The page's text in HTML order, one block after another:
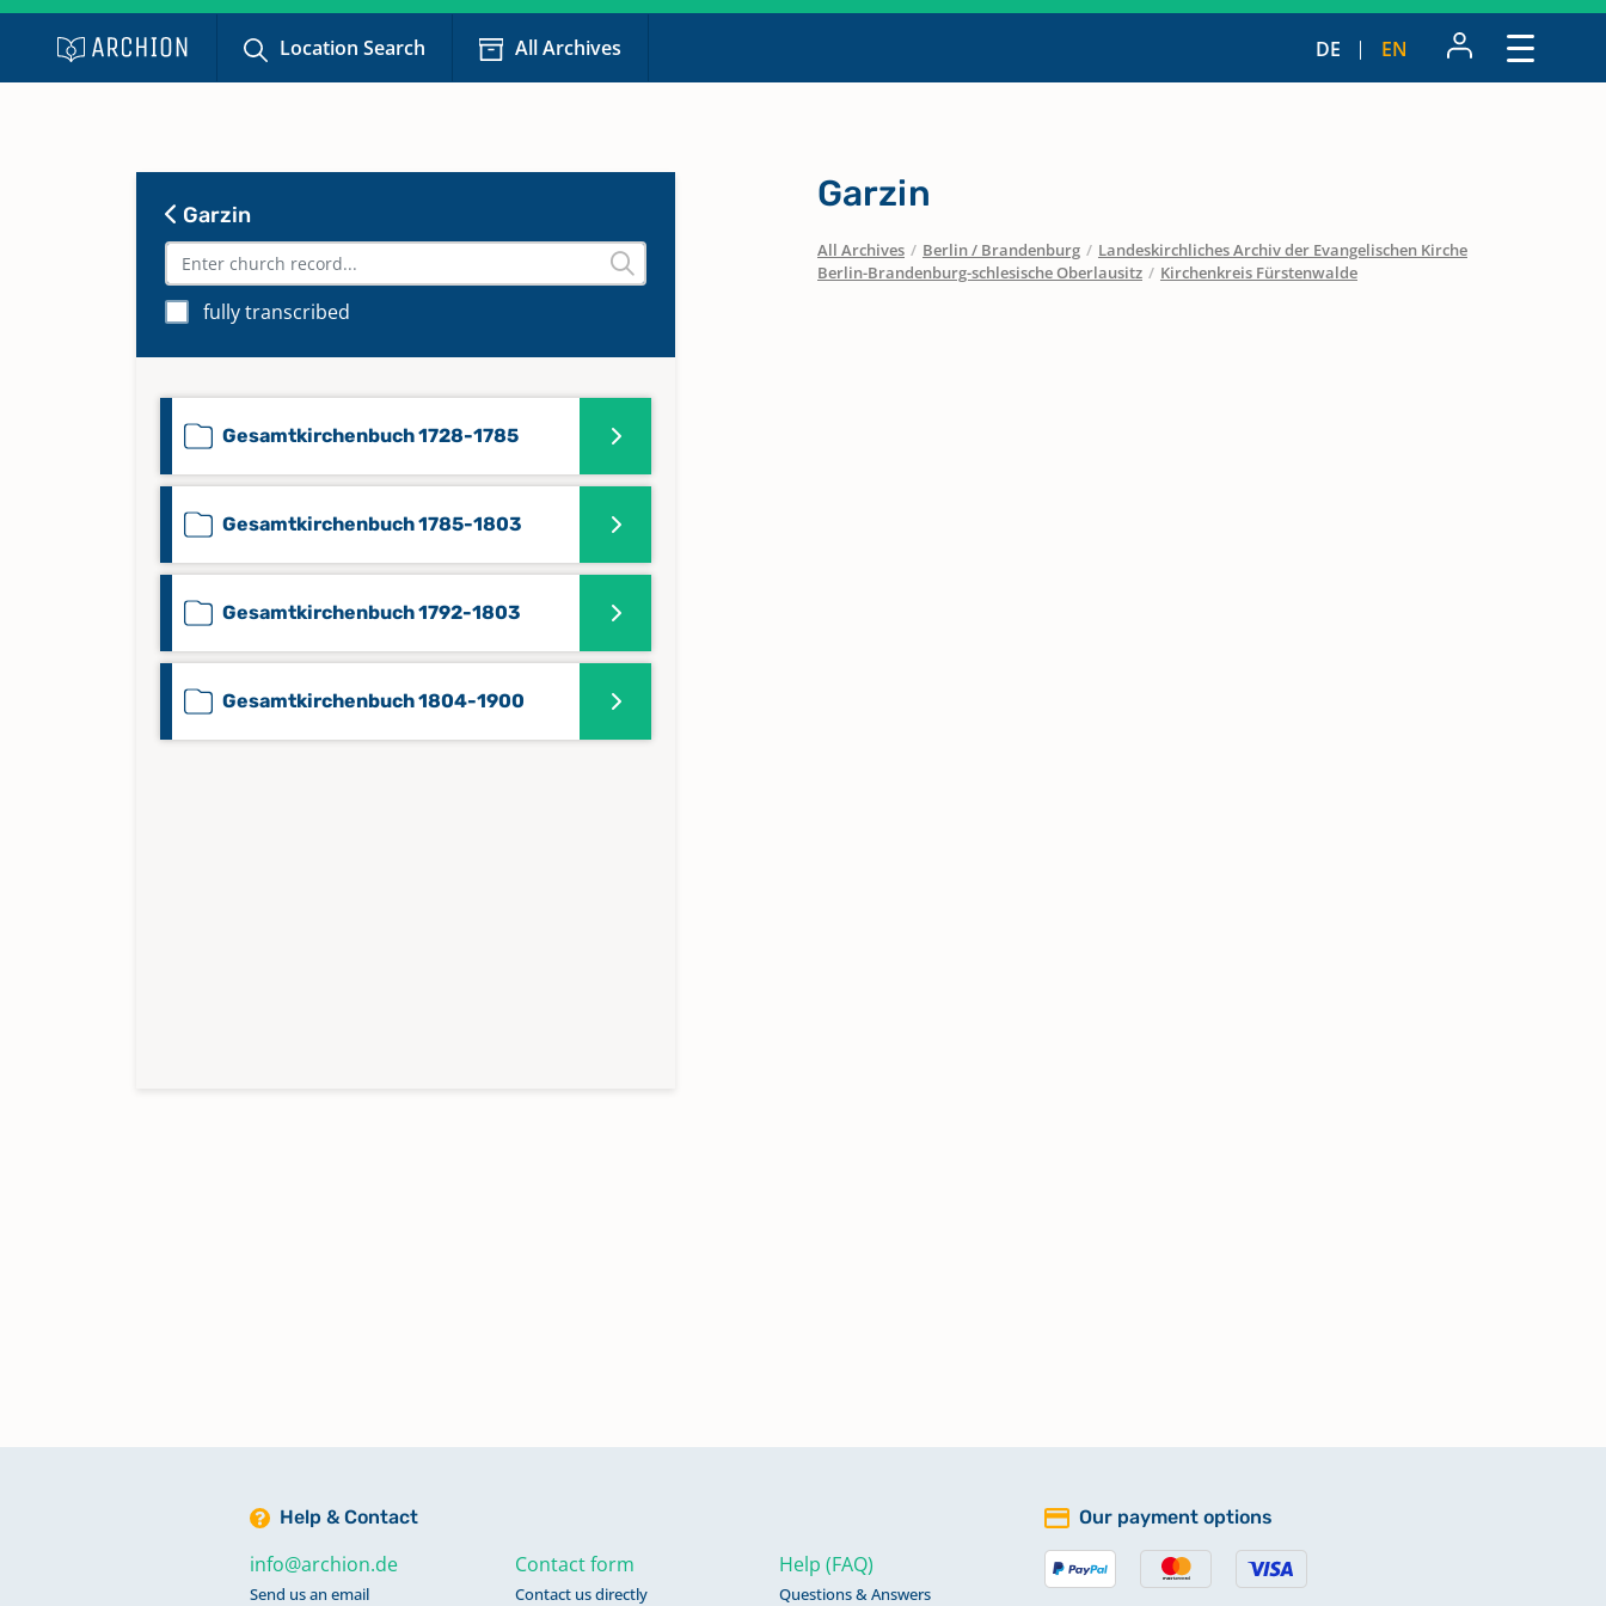
Location Search All Archives DE EN
Garzin
fully transcribed
Gesamtkirchenbuch 1728-1785
Gesamtkirchenbuch 1785-1803
Gesamtkirchenbuch 1792-1803
Gesamtkirchenbuch 1804-1900
Garzin
All Archives / Berlin / Brandenburg / Landeskirchliches Archiv der Evangelischen Kirche
Berlin-Brandenburg-schlesische Oberlausitz / Kirchenkreis Fürstenwalde
Help & Contact
info@archion.de
Send us an email
Contact form
Contact us directly
Help (FAQ)
Questions & Answers
Our payment options